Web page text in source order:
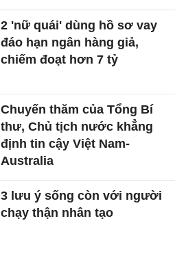
2 'nữ quái' dùng hồ sơ vay
đáo hạn ngân hàng giả,
chiếm đoạt hơn 7 tỷ
Chuyến thăm của Tổng Bí
thư, Chủ tịch nước khẳng
định tin cậy Việt Nam-
Australia
3 lưu ý sống còn với người
chạy thận nhân tạo